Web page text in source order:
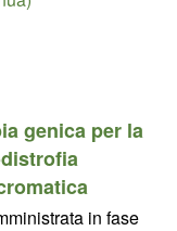
genica per la
in fase